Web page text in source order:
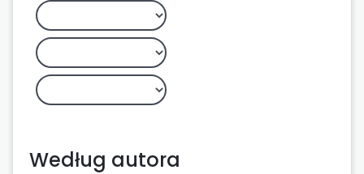
Według autora